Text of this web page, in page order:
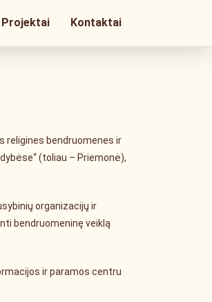
Projektai Kontaktai
religines bendruomenes ir
(toliau – Priemonė),
organizacijų ir
bendruomeninę veiklą
ir paramos centru